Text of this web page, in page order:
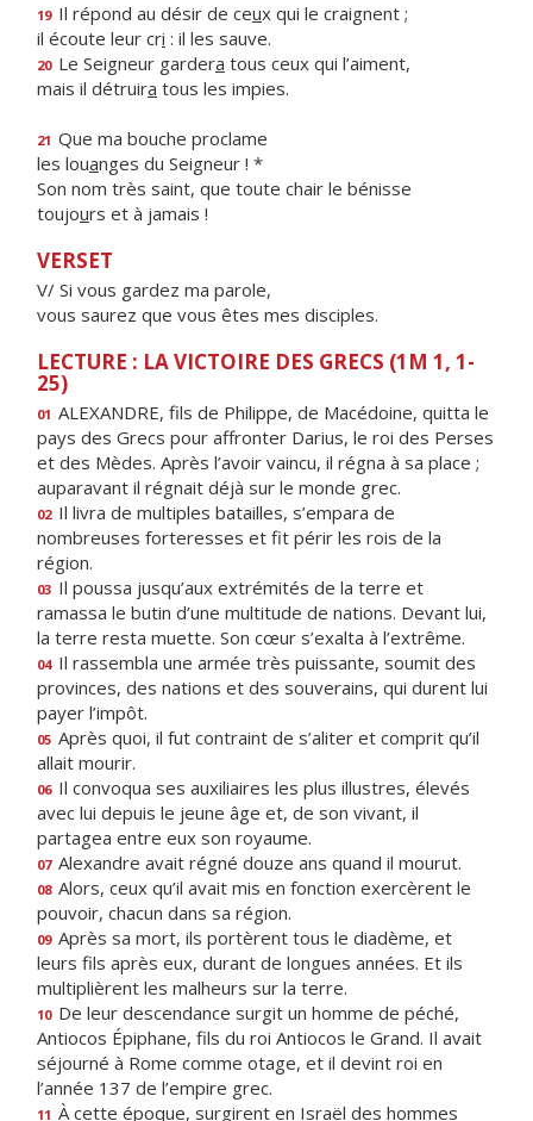
19 Il répond au désir de ceux qui le craignent ;
il écoute leur cri : il les sauve.
20 Le Seigneur gardera tous ceux qui l’aiment,
mais il détruira tous les impies.
21 Que ma bouche proclame
les louanges du Seigneur ! *
Son nom très saint, que toute chair le bénisse
toujours et à jamais !
VERSET
V/ Si vous gardez ma parole,
vous saurez que vous êtes mes disciples.
LECTURE : LA VICTOIRE DES GRECS (1M 1, 1-
25)
01 ALEXANDRE, fils de Philippe, de Macédoine, quitta le
pays des Grecs pour affronter Darius, le roi des Perses
et des Mèdes. Après l’avoir vaincu, il régna à sa place ;
auparavant il régnait déjà sur le monde grec.
02 Il livra de multiples batailles, s’empara de
nombreuses forteresses et fit périr les rois de la
région.
03 Il poussa jusqu’aux extrémités de la terre et
ramassa le butin d’une multitude de nations. Devant lui,
la terre resta muette. Son cœur s’exalta à l’extrême.
04 Il rassembla une armée très puissante, soumit des
provinces, des nations et des souverains, qui durent lui
payer l’impôt.
05 Après quoi, il fut contraint de s’aliter et comprit qu’il
allait mourir.
06 Il convoqua ses auxiliaires les plus illustres, élevés
avec lui depuis le jeune âge et, de son vivant, il
partagea entre eux son royaume.
07 Alexandre avait régné douze ans quand il mourut.
08 Alors, ceux qu’il avait mis en fonction exercèrent le
pouvoir, chacun dans sa région.
09 Après sa mort, ils portèrent tous le diadème, et
leurs fils après eux, durant de longues années. Et ils
multiplièrent les malheurs sur la terre.
10 De leur descendance surgit un homme de péché,
Antiocos Épiphane, fils du roi Antiocos le Grand. Il avait
séjourné à Rome comme otage, et il devint roi en
l’année 137 de l’empire grec.
11 À cette époque, surgirent en Israël des hommes